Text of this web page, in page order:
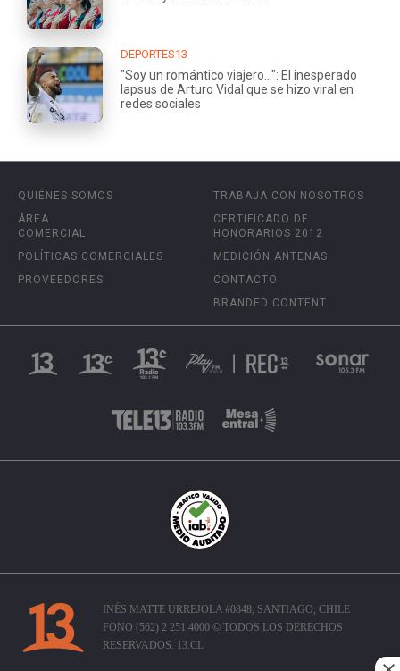
DEPORTES13
"Soy un romántico viajero...": El inesperado
lapsus de Arturo Vidal que se hizo viral en
redes sociales
QUIÉNES SOMOS
ÁREA
COMERCIAL
POLÍTICAS COMERCIALES
PROVEEDORES
TRABAJA CON NOSOTROS
CERTIFICADO DE
HONORARIOS 2012
MEDICIÓN ANTENAS
CONTACTO
BRANDED CONTENT
INÉS MATTE URREJOLA #0848, SANTIAGO, CHILE
FONO (562) 2 251 4000 © TODOS LOS DERECHOS
RESERVADOS. 13.CL